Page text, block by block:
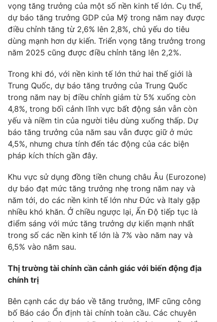
® Cấm sao chép dưới mọi hình thức nếu không có sự chấp
thuận bằng văn bản. Ghi rõ nguồn VTV.vn khi phát hành lại
thông tin từ website này.
vọng tăng trưởng của một số nền kinh tế lớn. Cụ thể,
dự báo tăng trưởng GDP của Mỹ trong năm nay được
điều chỉnh tăng từ 2,6% lên 2,8%, chủ yếu do tiêu
dùng mạnh hơn dự kiến. Triển vọng tăng trưởng trong
năm 2025 cũng được điều chỉnh tăng lên 2,2%.
Trong khi đó, với nền kinh tế lớn thứ hai thế giới là
Trung Quốc, dự báo tăng trưởng của Trung Quốc
trong năm nay bị điều chỉnh giảm từ 5% xuống còn
4,8%, trong bối cảnh lĩnh vực bất động sản vẫn còn
yếu và niềm tin của người tiêu dùng xuống thấp. Dự
báo tăng trưởng của năm sau vẫn được giữ ở mức
4,5%, nhưng chưa tính đến tác động của các biện
pháp kích thích gần đây.
Khu vực sử dụng đồng tiền chung châu Âu (Eurozone)
dự báo đạt mức tăng trưởng nhẹ trong năm nay và
năm tới, do các nền kinh tế lớn như Đức và Italy gặp
nhiều khó khăn. Ở chiều ngược lại, Ấn Độ tiếp tục là
điểm sáng với mức tăng trưởng dự kiến mạnh nhất
trong số các nền kinh tế lớn là 7% vào năm nay và
6,5% vào năm sau.
Thị trường tài chính cần cảnh giác với biến động địa
chính trị
Bên cạnh các dự báo về tăng trưởng, IMF cũng công
bố Báo cáo Ổn định tài chính toàn cầu. Các chuyên